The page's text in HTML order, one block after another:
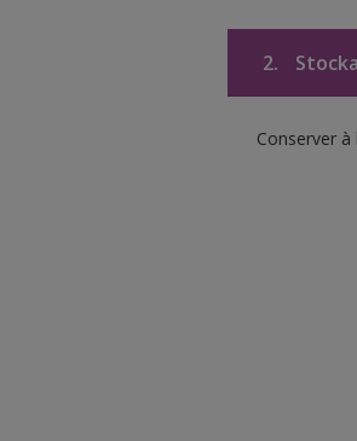
2.
Conserver à